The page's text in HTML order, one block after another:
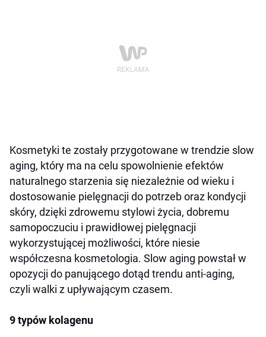
Kosmetyki te zostały przygotowane w trendzie slow
aging, który ma na celu spowolnienie efektów
naturalnego starzenia się niezależnie od wieku i
dostosowanie pielęgnacji do potrzeb oraz kondycji
skóry, dzięki zdrowemu stylowi życia, dobremu
samopoczuciu i prawidłowej pielęgnacji
wykorzystującej możliwości, które niesie
współczesna kosmetologia. Slow aging powstał w
opozycji do panującego dotąd trendu anti-aging,
czyli walki z upływającym czasem.
9 typów kolagenu